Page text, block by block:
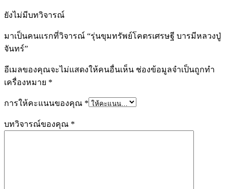
ยังไม่มีบทวิจารณ์
มาเป็นคนแรกที่วิจารณ์ “รุ่นขุมทรัพย์โคตรเศรษฐี บารมีหลวงปู่
จันทร์”
อีเมลของคุณจะไม่แสดงให้คนอื่นเห็น ช่องข้อมูลจำเป็นถูกทำ
เครื่องหมาย *
การให้คะแนนของคุณ *
บทวิจารณ์ของคุณ *